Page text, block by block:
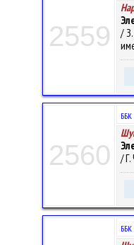
2559
/
2560
ББК
/
ББК